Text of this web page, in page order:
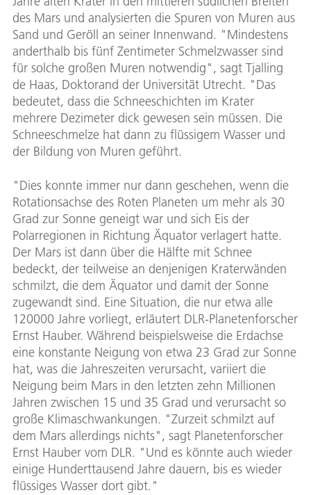
des Mars und analysierten die Spuren von Muren aus
Sand und Geröll an seiner Innenwand. "Mindestens
anderthalb bis fünf Zentimeter Schmelzwasser sind
für solche großen Muren notwendig", sagt Tjalling
de Haas, Doktorand der Universität Utrecht. "Das
bedeutet, dass die Schneeschichten im Krater
mehrere Dezimeter dick gewesen sein müssen. Die
Schneeschmelze hat dann zu flüssigem Wasser und
der Bildung von Muren geführt.
"Dies konnte immer nur dann geschehen, wenn die
Rotationsachse des Roten Planeten um mehr als 30
Grad zur Sonne geneigt war und sich Eis der
Polarregionen in Richtung Äquator verlagert hatte.
Der Mars ist dann über die Hälfte mit Schnee
bedeckt, der teilweise an denjenigen Kraterwänden
schmilzt, die dem Äquator und damit der Sonne
zugewandt sind. Eine Situation, die nur etwa alle
120000 Jahre vorliegt, erläutert DLR-Planetenforscher
Ernst Hauber. Während beispielsweise die Erdachse
eine konstante Neigung von etwa 23 Grad zur Sonne
hat, was die Jahreszeiten verursacht, variiert die
Neigung beim Mars in den letzten zehn Millionen
Jahren zwischen 15 und 35 Grad und verursacht so
große Klimaschwankungen. "Zurzeit schmilzt auf
dem Mars allerdings nichts", sagt Planetenforscher
Ernst Hauber vom DLR. "Und es könnte auch wieder
einige Hunderttausend Jahre dauern, bis es wieder
flüssiges Wasser dort gibt."